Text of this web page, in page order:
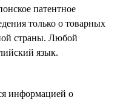
патентное
только о товарных
страны. Любой
язык.
информацией о